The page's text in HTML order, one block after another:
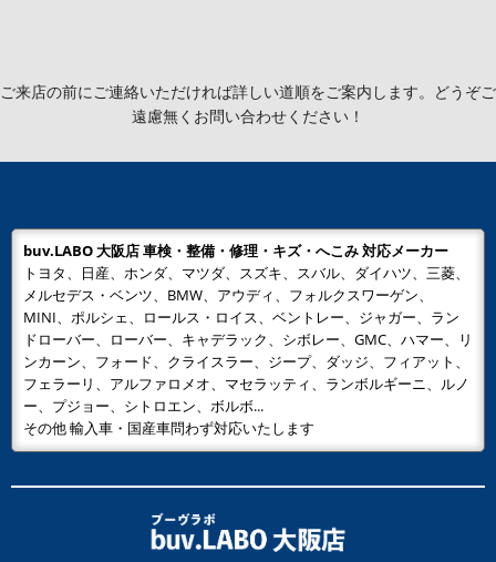
ご来店の前にご連絡いただければ詳しい道順をご案内します。どうぞご
遠慮無くお問い合わせください！
buv.LABO 大阪店 車検・整備・修理・キズ・へこみ 対応メーカー
トヨタ、日産、ホンダ、マツダ、スズキ、スバル、ダイハツ、三菱、
メルセデス・ベンツ、BMW、アウディ、フォルクスワーゲン、
MINI、ポルシェ、ロールス・ロイス、ベントレー、ジャガー、ラン
ドローバー、ローバー、キャデラック、シボレー、GMC、ハマー、リ
ンカーン、フォード、クライスラー、ジープ、ダッジ、フィアット、
フェラーリ、アルファロメオ、マセラッティ、ランボルギーニ、ルノ
ー、プジョー、シトロエン、ボルボ...
その他 輸入車・国産車問わず対応いたします